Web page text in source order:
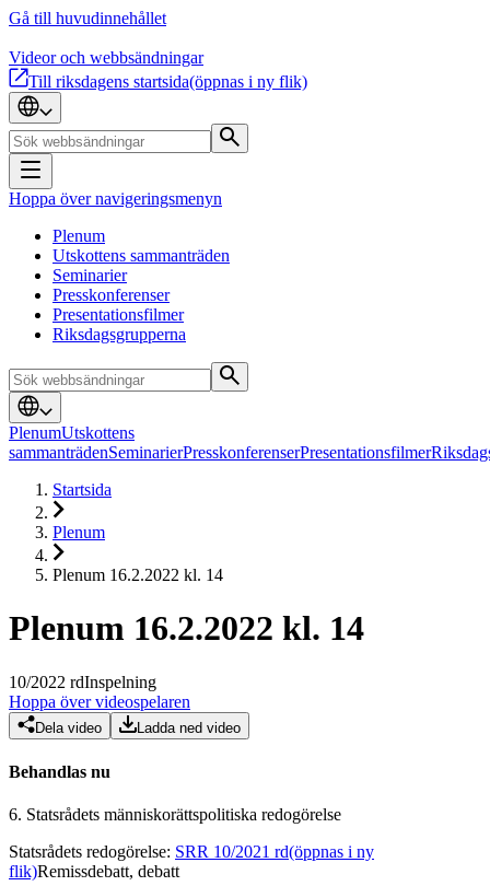
Gå till huvudinnehållet
Videor och webbsändningar
Till riksdagens startsida(öppnas i ny flik)
Hoppa över navigeringsmenyn
Plenum
Utskottens sammanträden
Seminarier
Presskonferenser
Presentationsfilmer
Riksdagsgrupperna
PlenumUtskottens
sammanträdenSeminarierPresskonferenserPresentationsfilmer
Startsida
Plenum
Plenum 16.2.2022 kl. 14
Plenum 16.2.2022 kl. 14
10/2022 rdInspelning
Hoppa över videospelaren
Dela video Ladda ned video
Behandlas nu
6. Statsrådets människorättspolitiska redogörelse
Statsrådets redogörelse: SRR 10/2021 rd(öppnas i ny
flik)Remissdebatt, debatt